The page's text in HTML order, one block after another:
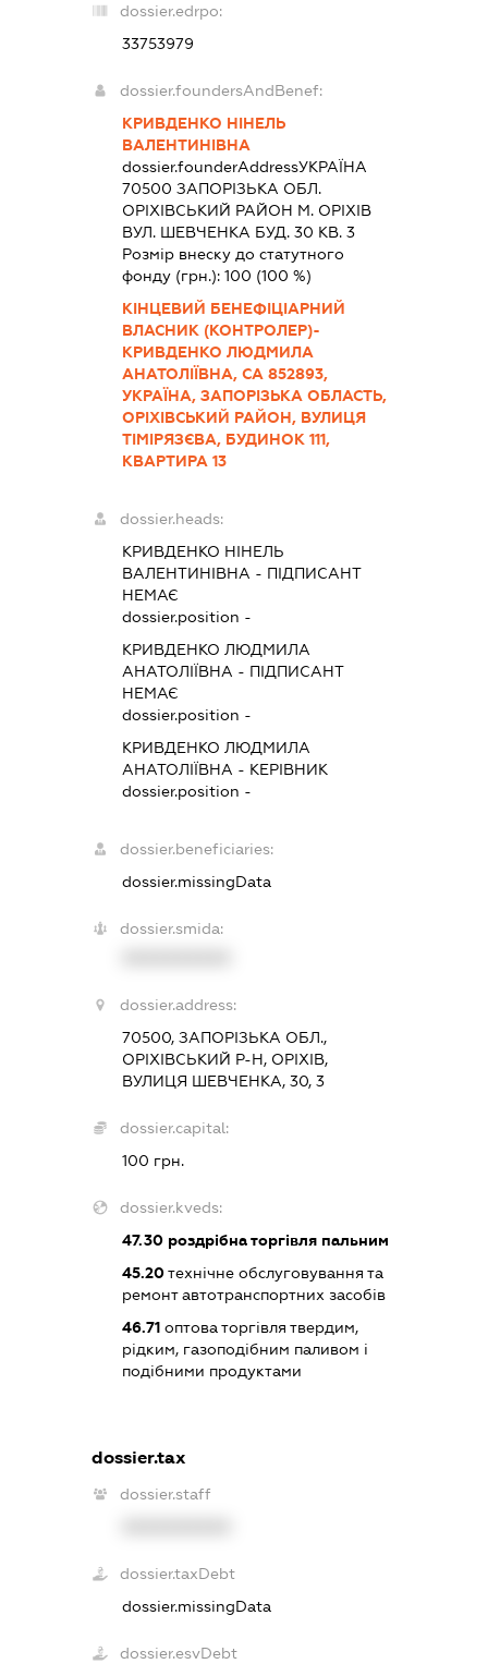
dossier.edrpo:
33753979
dossier.foundersAndBenef:
КРИВДЕНКО НІНЕЛЬ
ВАЛЕНТИНІВНА
dossier.founderAddressУКРАЇНА
70500 ЗАПОРIЗЬКА ОБЛ.
ОРIХIВСЬКИЙ РАЙОН М. ОРІХІВ
ВУЛ. ШЕВЧЕНКА БУД. 30 КВ. 3
Розмір внеску до статутного
фонду (грн.): 100 (100 %)
КІНЦЕВИЙ БЕНЕФІЦІАРНИЙ
ВЛАСНИК (КОНТРОЛЕР)-
КРИВДЕНКО ЛЮДМИЛА
АНАТОЛІЇВНА, СА 852893,
УКРАЇНА, ЗАПОРІЗЬКА ОБЛАСТЬ,
ОРІХІВСЬКИЙ РАЙОН, ВУЛИЦЯ
ТІМІРЯЗЄВА, БУДИНОК 111,
КВАРТИРА 13
dossier.heads:
КРИВДЕНКО НІНЕЛЬ
ВАЛЕНТИНІВНА - ПІДПИСАНТ
НЕМАЄ
dossier.position -
КРИВДЕНКО ЛЮДМИЛА
АНАТОЛІЇВНА - ПІДПИСАНТ
НЕМАЄ
dossier.position -
КРИВДЕНКО ЛЮДМИЛА
АНАТОЛІЇВНА - КЕРІВНИК
dossier.position -
dossier.beneficiaries:
dossier.missingData
dossier.smida:
dossier.address:
70500, ЗАПОРІЗЬКА ОБЛ.,
ОРІХІВСЬКИЙ Р-Н, ОРІХІВ,
ВУЛИЦЯ ШЕВЧЕНКА, 30, 3
dossier.capital:
100 грн.
dossier.kveds:
47.30роздрібна торгівля пальним
45.20технічне обслуговування та
ремонт автотранспортних засобів
46.71оптова торгівля твердим,
рідким, газоподібним паливом і
подібними продуктами
dossier.tax
dossier.staff
dossier.taxDebt
dossier.missingData
dossier.esvDebt